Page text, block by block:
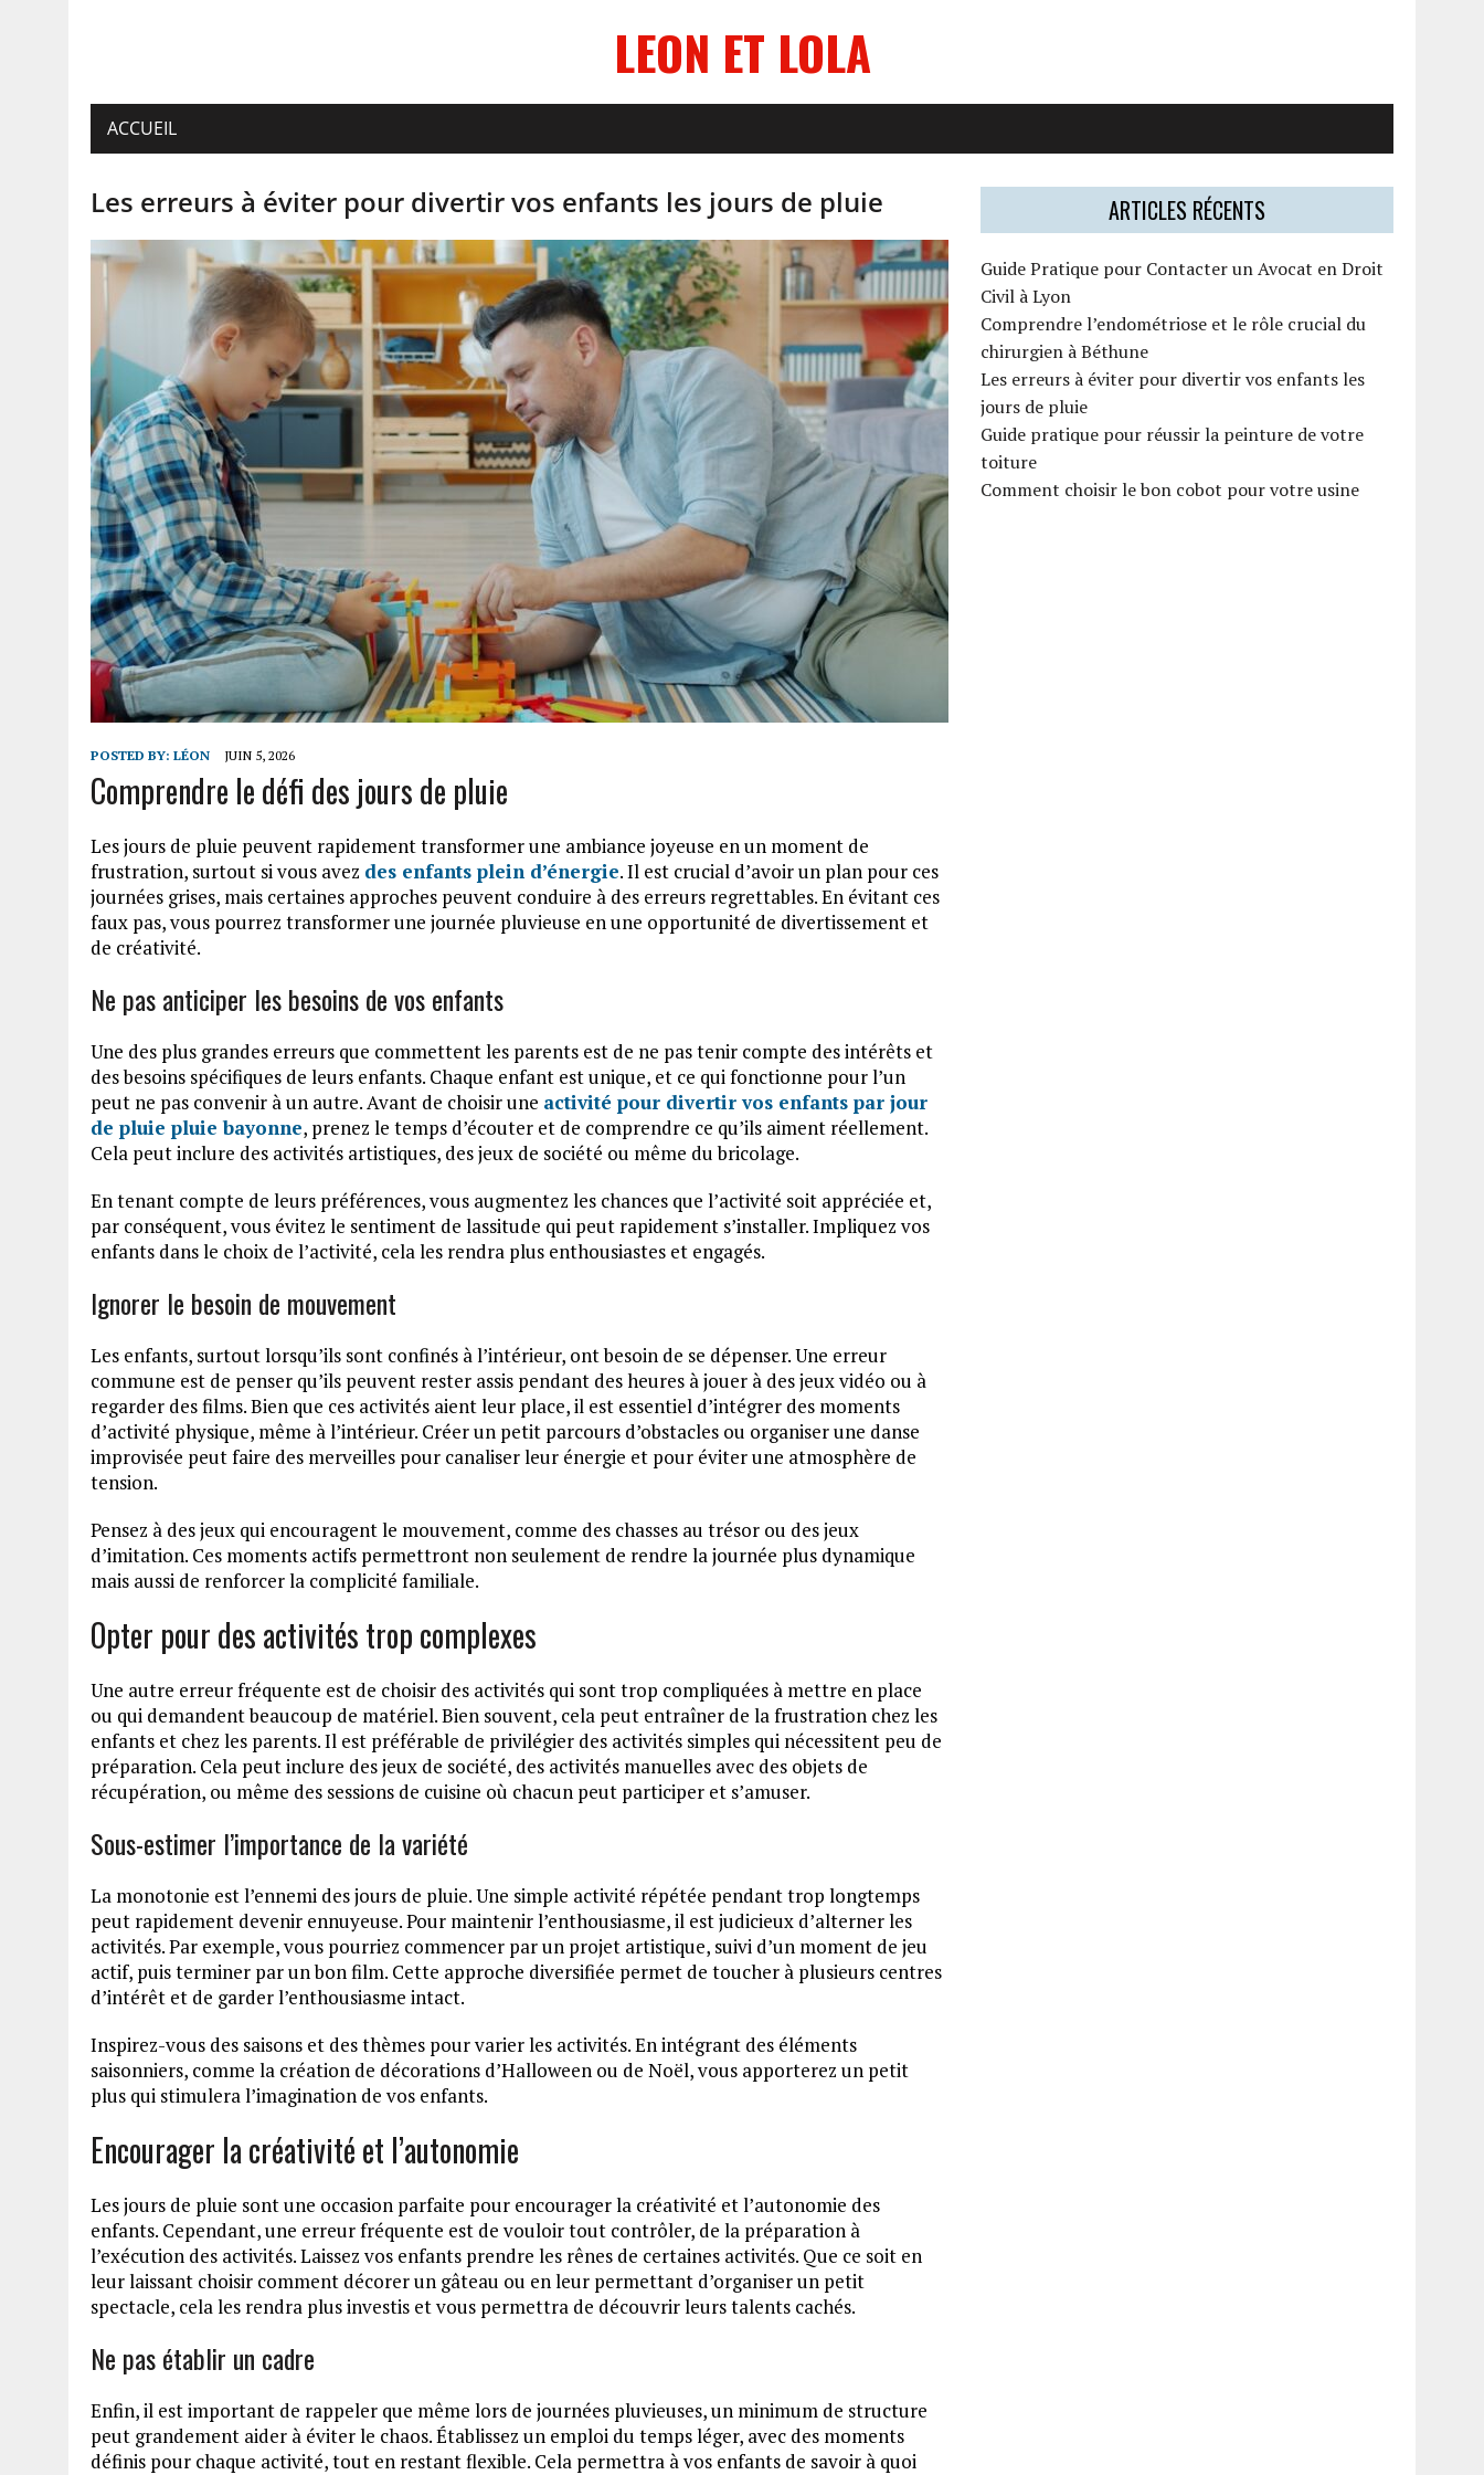
LEON ET LOLA
ACCUEIL
Les erreurs à éviter pour divertir vos enfants les jours de pluie
POSTED BY: LÉON JUIN 5, 2026
Comprendre le défi des jours de pluie
Les jours de pluie peuvent rapidement transformer une ambiance joyeuse en un moment de
frustration, surtout si vous avez des enfants plein d’énergie. Il est crucial d’avoir un plan pour ces
journées grises, mais certaines approches peuvent conduire à des erreurs regrettables. En évitant ces
faux pas, vous pourrez transformer une journée pluvieuse en une opportunité de divertissement et
de créativité.
Ne pas anticiper les besoins de vos enfants
Une des plus grandes erreurs que commettent les parents est de ne pas tenir compte des intérêts et
des besoins spécifiques de leurs enfants. Chaque enfant est unique, et ce qui fonctionne pour l’un
peut ne pas convenir à un autre. Avant de choisir une activité pour divertir vos enfants par jour
de pluie pluie bayonne, prenez le temps d’écouter et de comprendre ce qu’ils aiment réellement.
Cela peut inclure des activités artistiques, des jeux de société ou même du bricolage.
En tenant compte de leurs préférences, vous augmentez les chances que l’activité soit appréciée et,
par conséquent, vous évitez le sentiment de lassitude qui peut rapidement s’installer. Impliquez vos
enfants dans le choix de l’activité, cela les rendra plus enthousiastes et engagés.
Ignorer le besoin de mouvement
Les enfants, surtout lorsqu’ils sont confinés à l’intérieur, ont besoin de se dépenser. Une erreur
commune est de penser qu’ils peuvent rester assis pendant des heures à jouer à des jeux vidéo ou à
regarder des films. Bien que ces activités aient leur place, il est essentiel d’intégrer des moments
d’activité physique, même à l’intérieur. Créer un petit parcours d’obstacles ou organiser une danse
improvisée peut faire des merveilles pour canaliser leur énergie et pour éviter une atmosphère de
tension.
Pensez à des jeux qui encouragent le mouvement, comme des chasses au trésor ou des jeux
d’imitation. Ces moments actifs permettront non seulement de rendre la journée plus dynamique
mais aussi de renforcer la complicité familiale.
Opter pour des activités trop complexes
Une autre erreur fréquente est de choisir des activités qui sont trop compliquées à mettre en place
ou qui demandent beaucoup de matériel. Bien souvent, cela peut entraîner de la frustration chez les
enfants et chez les parents. Il est préférable de privilégier des activités simples qui nécessitent peu de
préparation. Cela peut inclure des jeux de société, des activités manuelles avec des objets de
récupération, ou même des sessions de cuisine où chacun peut participer et s’amuser.
Sous-estimer l’importance de la variété
La monotonie est l’ennemi des jours de pluie. Une simple activité répétée pendant trop longtemps
peut rapidement devenir ennuyeuse. Pour maintenir l’enthousiasme, il est judicieux d’alterner les
activités. Par exemple, vous pourriez commencer par un projet artistique, suivi d’un moment de jeu
actif, puis terminer par un bon film. Cette approche diversifiée permet de toucher à plusieurs centres
d’intérêt et de garder l’enthousiasme intact.
Inspirez-vous des saisons et des thèmes pour varier les activités. En intégrant des éléments
saisonniers, comme la création de décorations d’Halloween ou de Noël, vous apporterez un petit
plus qui stimulera l’imagination de vos enfants.
Encourager la créativité et l’autonomie
Les jours de pluie sont une occasion parfaite pour encourager la créativité et l’autonomie des
enfants. Cependant, une erreur fréquente est de vouloir tout contrôler, de la préparation à
l’exécution des activités. Laissez vos enfants prendre les rênes de certaines activités. Que ce soit en
leur laissant choisir comment décorer un gâteau ou en leur permettant d’organiser un petit
spectacle, cela les rendra plus investis et vous permettra de découvrir leurs talents cachés.
Ne pas établir un cadre
Enfin, il est important de rappeler que même lors de journées pluvieuses, un minimum de structure
peut grandement aider à éviter le chaos. Établissez un emploi du temps léger, avec des moments
définis pour chaque activité, tout en restant flexible. Cela permettra à vos enfants de savoir à quoi
ARTICLES RÉCENTS
Guide Pratique pour Contacter un Avocat en Droit
Civil à Lyon
Comprendre l’endométriose et le rôle crucial du
chirurgien à Béthune
Les erreurs à éviter pour divertir vos enfants les
jours de pluie
Guide pratique pour réussir la peinture de votre
toiture
Comment choisir le bon cobot pour votre usine